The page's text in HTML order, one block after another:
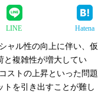
LINE Hatena
ャル性の向上に伴い、仮
と複雑性が増大してい
ストの上昇といった問題
トを引き出すことが難し